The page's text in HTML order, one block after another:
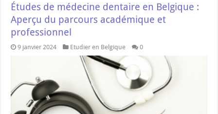
Études de médecine dentaire en Belgique :
Aperçu du parcours académique et
professionnel
9 janvier 2024 Etudier en Belgique 0